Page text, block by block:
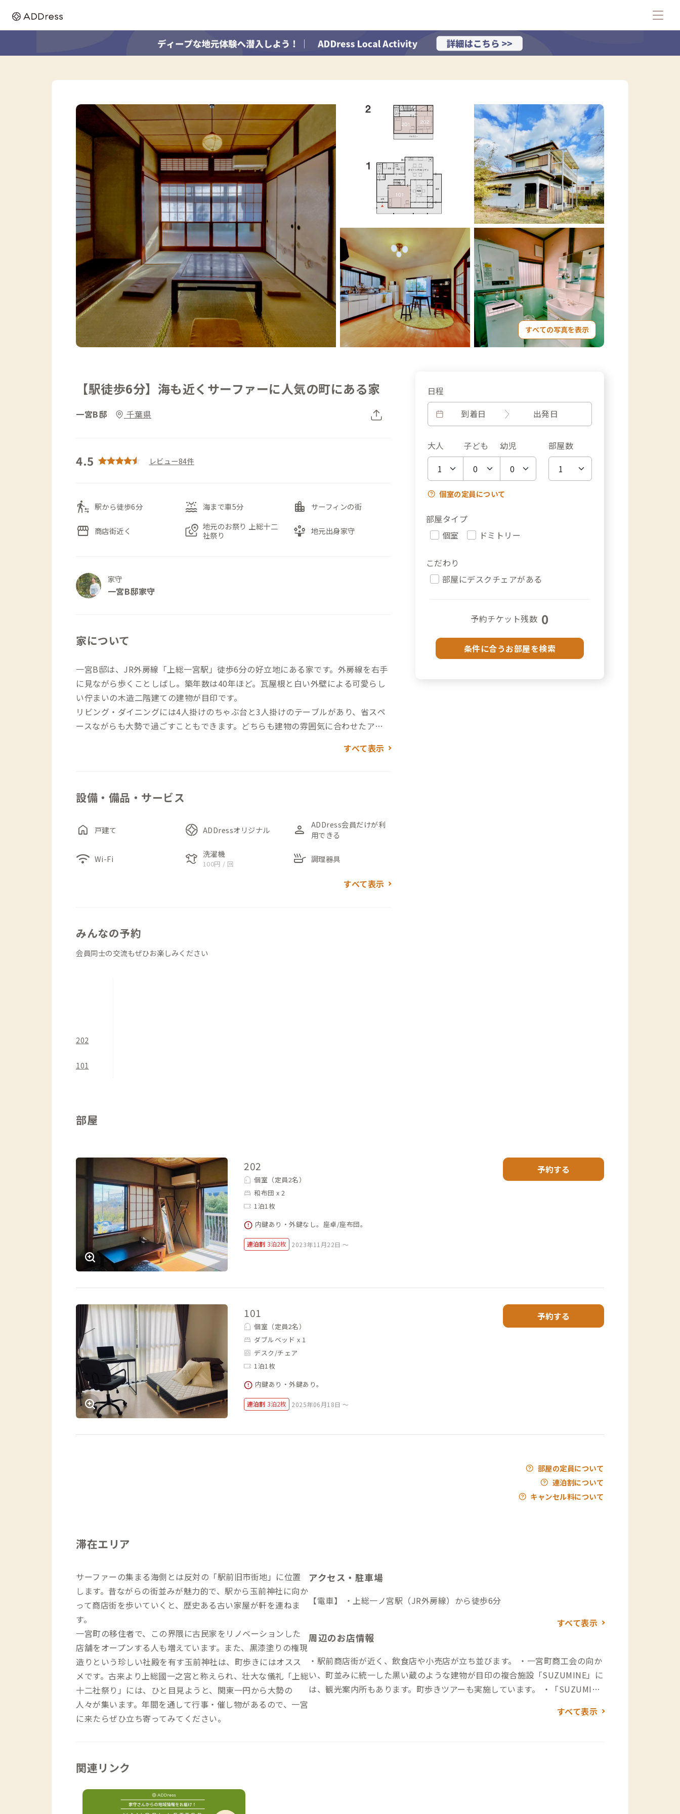
すべての写真を表示
【駅徒歩6分】海も近くサーファーに人気の町にある家
一宮B邸 千葉県
4.5 レビュー84件
transfer_within_a_station 駅から徒歩6分 water_lux 海まで車5分 location_city サーフィンの街
storefront 商店街近く local_see 地元のお祭り 上総十二
社祭り
person_play 地元出身家守
家守
一宮B邸家守
家について
一宮B邸は、JR外房線「上総一宮駅」徒歩6分の好立地にある家です。外房線を右手
に見ながら歩くことしばし。築年数は40年ほど。瓦屋根と白い外壁による可愛らし
い佇まいの木造二階建ての建物が目印です。
リビング・ダイニングには4人掛けのちゃぶ台と3人掛けのテーブルがあり、省スペ
ースながらも大勢で過ごすこともできます。どちらも建物の雰囲気に合わせたアン
照明もその雰囲気に合わせて選定し、昭和のレトロ感を味わえるような空間として
すべて表示
設備・備品・サービス
home 戸建て ADDressオリジナル person
ADDress会員だけが利
用できる
wifi Wi-Fi laundry 洗濯機
100円 / 回 skillet 調理器具
すべて表示
日程
到着日
出発日
大人 子ども 幼児 部屋数
個室の定員について
部屋タイプ
個室
ドミトリー
こだわり
部屋にデスクチェアがある
予約チケット残数 0
条件に合うお部屋を検索
みんなの予約
会員同士の交流もぜひお楽しみください
202
101
部屋
202
個室（定員2名）
和布団 x 2
1泊1枚
内鍵あり・外鍵なし。座卓/座布団。
連泊割 3泊2枚 2023年11月22日 ～
予約する
101
個室（定員2名）
ダブルベッド x 1
デスク/チェア
1泊1枚
内鍵あり・外鍵あり。
連泊割 3泊2枚 2025年06月18日 ～
予約する
部屋の定員について
連泊割について
キャンセル料について
滞在エリア
サーファーの集まる海側とは反対の「駅前旧市街地」に位置
します。昔ながらの街並みが魅力的で、駅から玉前神社に向か
って商店街を歩いていくと、歴史ある古い家屋が軒を連ねま
す。
一宮町の移住者で、この界隈に古民家をリノベーションした
店舗をオープンする人も増えています。また、黒漆塗りの権現
造りという珍しい社殿を有す玉前神社は、町歩きにはオスス
メです。古来より上総國一之宮と称えられ、壮大な儀礼「上総
十二社祭り」には、ひと目見ようと、関東一円から大勢の
人々が集います。年間を通して行事・催し物があるので、一宮
に来たらぜひ立ち寄ってみてください。
アクセス・駐車場
【電車】 ・上総一ノ宮駅（JR外房線）から徒歩6分
すべて表示
周辺のお店情報
・駅前商店街が近く、飲食店や小売店が立ち並びます。 ・一宮町商工会の向か
い、町並みに統一した黒い蔵のような建物が目印の複合施設「SUZUMINE」に
は、観光案内所もあります。町歩きツアーも実施しています。 ・「SUZUMIN
です。 ・「SUZUMINE」の斜め向かいには、オシャレな古民家カフェ『創作
すべて表示
関連リンク